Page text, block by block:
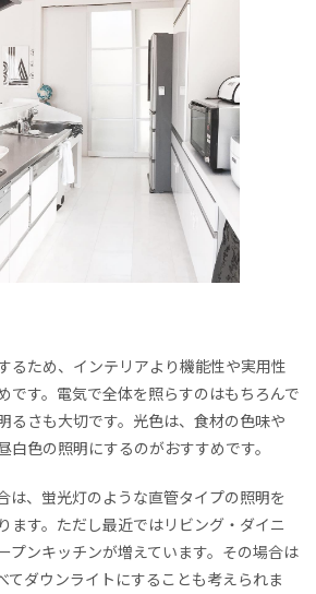
るため、インテリアより機能性や実用性
です。電気で全体を照らすのはもちろんで
るさも大切です。光色は、食材の色味や
白色の照明にするのがおすすめです。
は、蛍光灯のような直管タイプの照明を
ます。ただし最近ではリビング・ダイニ
プンキッチンが増えています。その場合は
てダウンライトにすることも考えられま